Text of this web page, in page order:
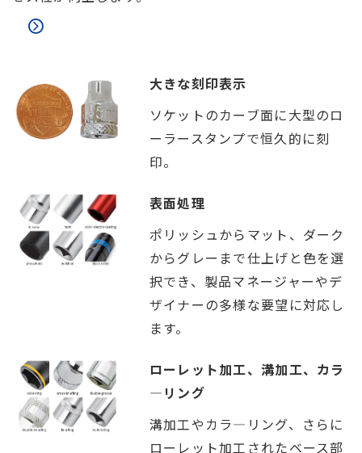
大きな刻印表示
ソケットのカーブ面に大型のロ
ーラースタンプで恒久的に刻
印。
表面処理
ポリッシュからマット、ダーク
からグレーまで仕上げと色を選
択でき、製品マネージャーやデ
ザイナーの多様な要望に対応し
ます。
ローレット加工、溝加工、カラ
―リング
溝加工やカラ―リング、さらに
ローレット加工されたベース部